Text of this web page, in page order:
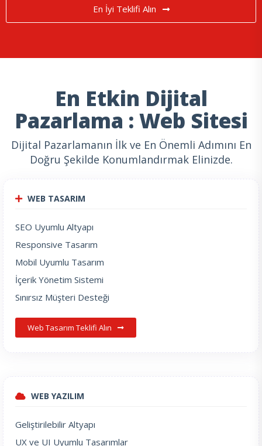
En İyi Teklifi Alın
En Etkin Dijital
Pazarlama : Web Sitesi
Dijital Pazarlamanın İlk ve En Önemli Adımını En
Doğru Şekilde Konumlandırmak Elinizde.
WEB TASARIM
SEO Uyumlu Altyapı
Responsive Tasarım
Mobil Uyumlu Tasarım
İçerik Yönetim Sistemi
Sınırsız Müşteri Desteği
Web Tasarım Teklifi Alın
WEB YAZILIM
Geliştirilebilir Altyapı
UX ve UI Uyumlu Tasarımlar